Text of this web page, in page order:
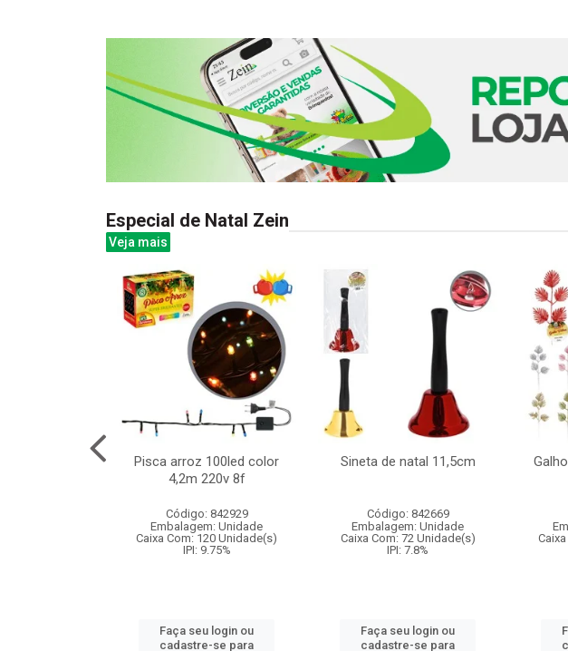
Especial de Natal Zein
Veja mais
Pisca arroz 100led color
4,2m 220v 8f
Código: 842929
Embalagem: Unidade
Caixa Com: 120 Unidade(s)
IPI: 9.75%
Faça seu login ou
cadastre-se para
Sineta de natal 11,5cm
Código: 842669
Embalagem: Unidade
Caixa Com: 72 Unidade(s)
IPI: 7.8%
Faça seu login ou
cadastre-se para